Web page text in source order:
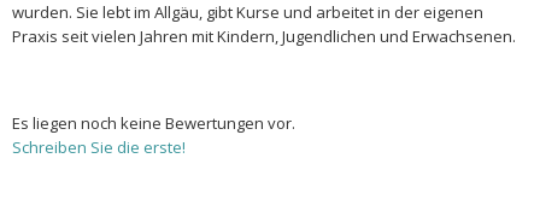
wurden. Sie lebt im Allgäu, gibt Kurse und arbeitet in der eigenen
Praxis seit vielen Jahren mit Kindern, Jugendlichen und Erwachsenen.
Es liegen noch keine Bewertungen vor.
Schreiben Sie die erste!